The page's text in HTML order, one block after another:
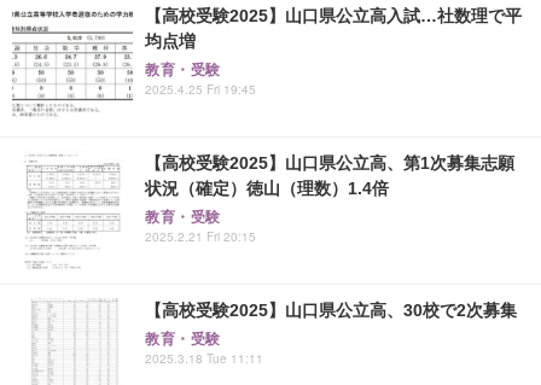
【高校受験2025】山口県公立高入試…社数理で平
均点増
教育・受験
2025.4.25 Fri 19:45
【高校受験2025】山口県公立高、第1次募集志願
状況（確定）徳山（理数）1.4倍
教育・受験
2025.2.21 Fri 20:15
【高校受験2025】山口県公立高、30校で2次募集
教育・受験
2025.3.18 Tue 11:11